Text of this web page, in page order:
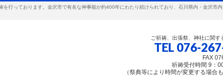
行っております。金沢市で有名な神事能が約400年にわたり続けられており、石川県内・金沢市
ご祈祷、出張祭、神社に関す
TEL 076-
FAX
祈祷受付時間 9：
（祭典等により時間が変更する場合